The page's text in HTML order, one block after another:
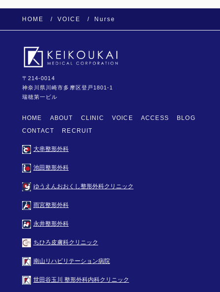
HOME VOICE Nurse
〒214-0014
神奈川県川崎市多摩区登戸1801-1
瑞穂第一ビル
HOME ABOUT CLINIC VOICE ACCESS
BLOG
CONTACT
RECRUIT
大串整形外科
池田整形外科
ゆうえんおおくし整形外科クリニック
雨宮整形外科
永井整形外科
ちひろ皮膚科クリニック
南山リハビリテーション病院
世田谷玉川 整形外科内科クリニック